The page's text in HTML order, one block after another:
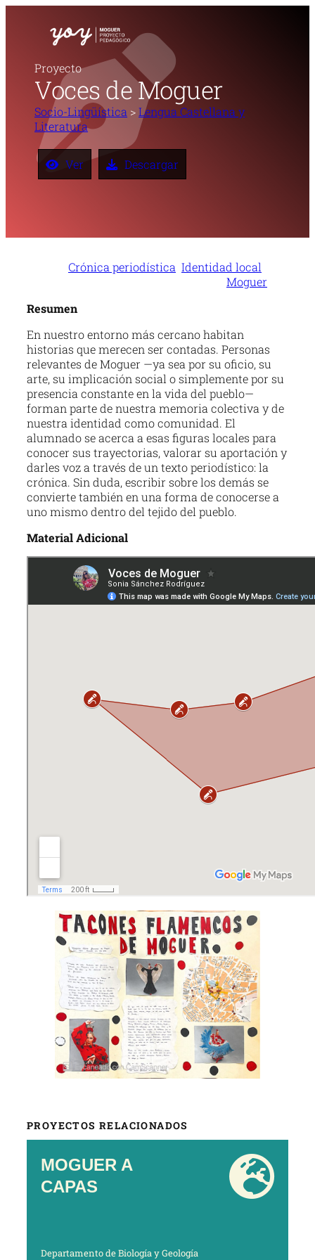
contenido
Proyecto
Voces de Moguer
Socio-Lingüística >Lengua Castellana y
Literatura
Ver Descargar
Crónica periodística Identidad local
Moguer
Resumen
En nuestro entorno más cercano habitan
historias que merecen ser contadas. Personas
relevantes de Moguer —ya sea por su oficio, su
arte, su implicación social o simplemente por su
presencia constante en la vida del pueblo—
forman parte de nuestra memoria colectiva y de
nuestra identidad como comunidad. El
alumnado se acerca a esas figuras locales para
conocer sus trayectorias, valorar su aportación y
darles voz a través de un texto periodístico: la
crónica. Sin duda, escribir sobre los demás se
convierte también en una forma de conocerse a
uno mismo dentro del tejido del pueblo.
Material Adicional
PROYECTOS RELACIONADOS
MOGUER A
CAPAS
Departamento de Biología y Geología